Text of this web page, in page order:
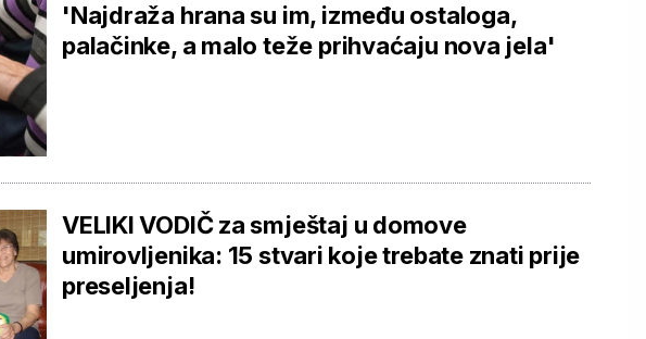
'Najdraža hrana su im, između ostaloga,
palačinke, a malo teže prihvaćaju nova jela'
VELIKI VODIČ za smještaj u domove
umirovljenika: 15 stvari koje trebate znati prije
preseljenja!